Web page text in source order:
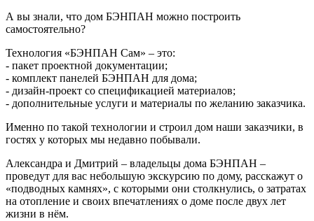
А вы знали, что дом БЭНПАН можно построить
самостоятельно?
Технология «БЭНПАН Сам» – это:
- пакет проектной документации;
- комплект панелей БЭНПАН для дома;
- дизайн-проект со спецификацией материалов;
- дополнительные услуги и материалы по желанию заказчика.
Именно по такой технологии и строил дом наши заказчики, в
гостях у которых мы недавно побывали.
Александра и Дмитрий – владельцы дома БЭНПАН –
проведут для вас небольшую экскурсию по дому, расскажут о
«подводных камнях», с которыми они столкнулись, о затратах
на отопление и своих впечатлениях о доме после двух лет
жизни в нём.